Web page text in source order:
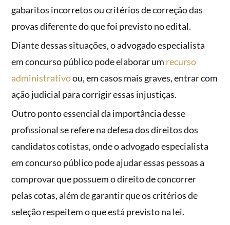
gabaritos incorretos ou critérios de correção das
provas diferente do que foi previsto no edital.
Diante dessas situações, o advogado especialista
em concurso público pode elaborar um recurso
administrativoou, em casos mais graves, entrar com
ação judicial para corrigir essas injustiças.
Outro ponto essencial da importância desse
profissional se refere na defesa dos direitos dos
candidatos cotistas, onde o advogado especialista
em concurso público pode ajudar essas pessoas a
comprovar que possuem o direito de concorrer
pelas cotas, além de garantir que os critérios de
seleção respeitem o que está previsto na lei.